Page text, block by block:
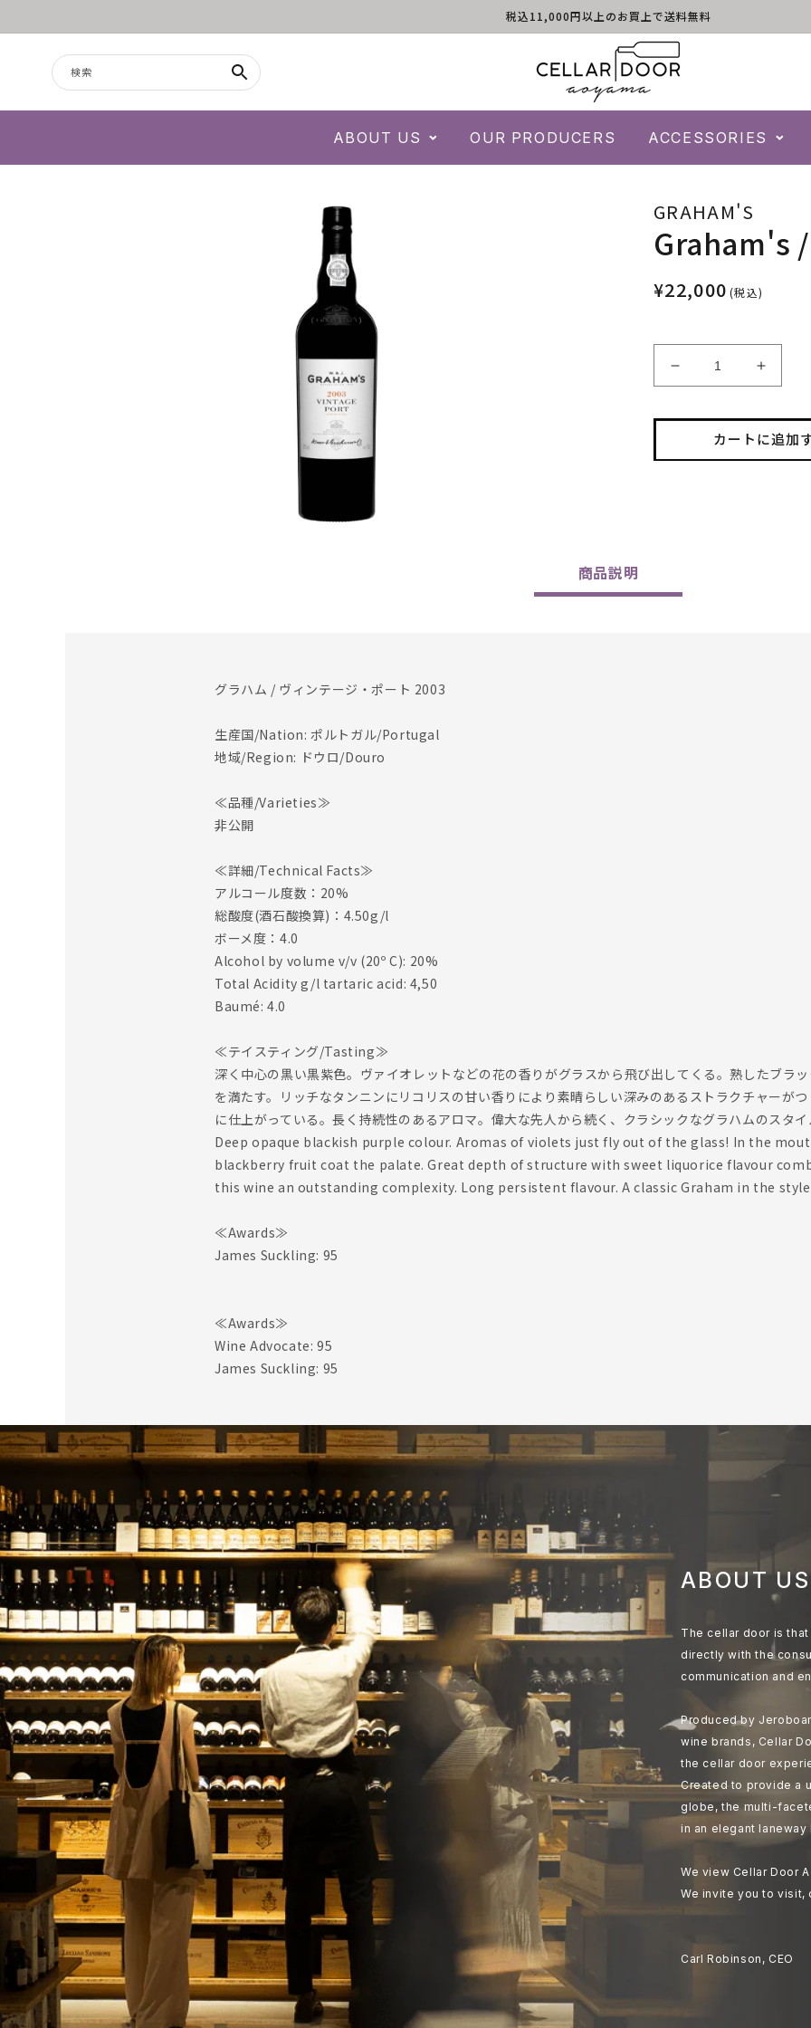
税込11,000円以上のお買上で送料無料
検索
ABOUT US OUR PRODUCERS ACCESSORIES
GRAHAM'S
Graham's
¥22,000 (税込)
Graham&#39;s
/
す
/
Port
2003
カートに追加
商品説明
グラハム / ヴィンテージ・ポート 2003
生産国/Nation: ポルトガル/Portugal
地域/Region: ドウロ/Douro
≪品種/Varieties≫
非公開
≪詳細/Technical Facts≫
アルコール度数：20%
総酸度(酒石酸換算)：4.50g/l
ボーメ度：4.0
Alcohol by volume v/v (20º C): 20%
Total Acidity g/l tartaric acid: 4,50
Baumé: 4.0
≪テイスティング/Tasting≫
深く中心の黒い黒紫色。ヴァイオレットなどの花の香りがグラスから飛び出してくる。熟したブラ
を満たす。リッチなタンニンにリコリスの甘い香りにより素晴らしい深みのあるストラクチャーが
に仕上がっている。長く持続性のあるアロマ。偉大な先人から続く、クラシックなグラハムのスタ
Deep opaque blackish purple colour. Aromas of violets just fly out of the glass! In the
blackberry fruit coat the palate. Great depth of structure with sweet liquorice flavour
this wine an outstanding complexity. Long persistent flavour. A classic Graham in the
≪Awards≫
James Suckling: 95
≪Awards≫
Wine Advocate: 95
James Suckling: 95
ABOUT US
The cellar door is
directly with the
communication and
Produced by
wine brands, Cellar
the cellar door
Created to provide a
globe, the multi-
in an elegant laneway
We view Cellar Door
We invite you to visit,
Carl Robinson, CEO